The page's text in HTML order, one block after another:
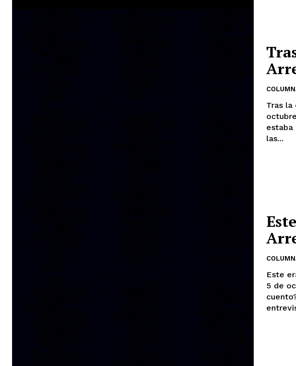
Tras la cortina José Darío
octubre de 2025
estaba
las...
Este era un gato…
5 de octubre de